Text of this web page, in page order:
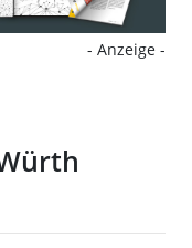
- Anzeige -